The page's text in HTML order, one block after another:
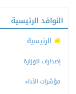
النوافد الرئيسية
الرئيسية
إصدارات الوزارة
مؤشرات الأداء